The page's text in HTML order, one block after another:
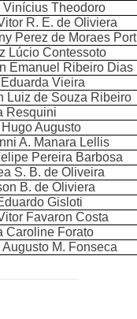
Vinícius Theodoro
R. E. de Oliviera
Perez de Moraes
Lúcio Contessoto
Emanuel Ribeiro Dias
Vieira
Luiz de Souza Ribeiro
Resquini
Augusto
A. Manara Lellis
Pereira Barbosa
S. B. de Oliveira
B. de Oliviera
Gisloti
Favaron Costa
Caroline Forato
Augusto M. Fonseca